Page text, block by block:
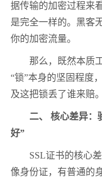
据传输的加密过程来
是完全一样的。黑客
你的加密流量。
那么，既然本质工
“锁”本身的坚固程度
及这把锁丢了谁来赔。
二、 核心差异：验
好”
SSL证书的核心差
像身份证，有普通的